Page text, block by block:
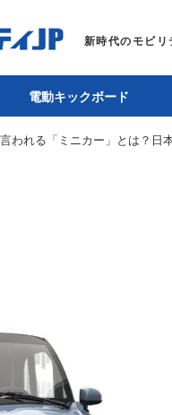
電動キックボード